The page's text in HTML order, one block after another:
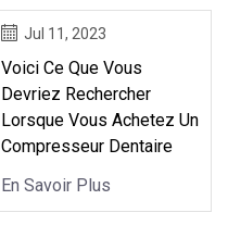
Jul 11, 2023
Voici Ce Que Vous
Devriez Rechercher
Lorsque Vous Achetez Un
Compresseur Dentaire
En Savoir Plus